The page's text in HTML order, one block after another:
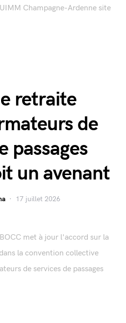
Champagne-Ardenne site
retraite
de
passages
un avenant
17 juillet 2026
met à jour l'accord sur la
la convention collective
de services de passages